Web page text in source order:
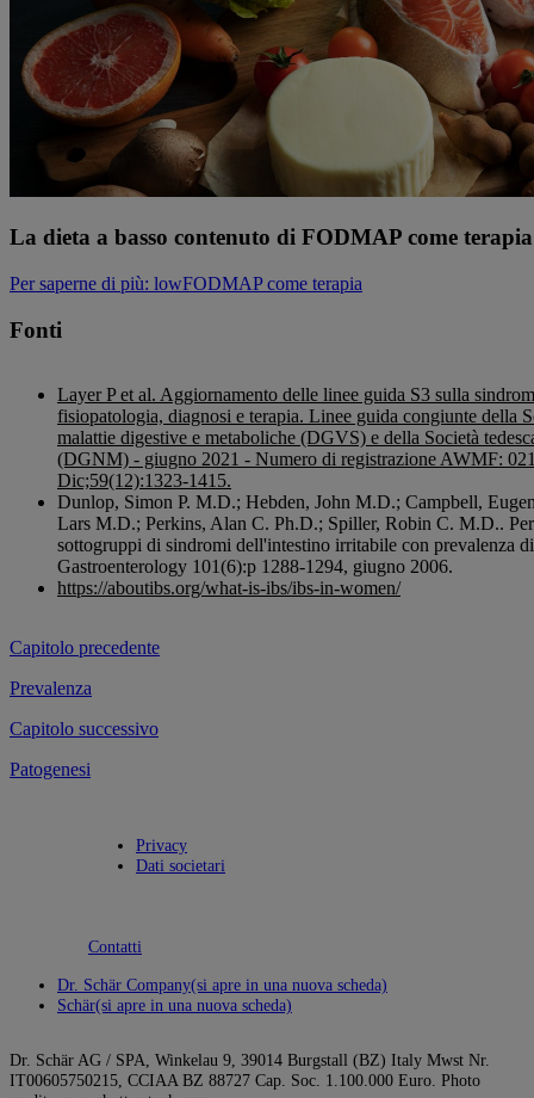
La dieta a basso contenuto di FODMAP come
Per saperne di più: lowFODMAP come terapia
Fonti
Layer P et al. Aggiornamento delle linee guida S3 sulla
fisiopatologia, diagnosi e terapia. Linee guida congiunte della
malattie digestive e metaboliche (DGVS) e della Società
(DGNM) - giugno 2021 - Numero di registrazione AWMF:
Dic;59(12):1323-1415.
Dunlop, Simon P. M.D.; Hebden, John M.D.; Campbell,
Lars M.D.; Perkins, Alan C. Ph.D.; Spiller, Robin C. M.D..
sottogruppi di sindromi dell'intestino irritabile con prevalenza
Gastroenterology 101(6):p 1288-1294, giugno 2006.
https://aboutibs.org/what-is-ibs/ibs-in-women/
Capitolo precedente
Prevalenza
Capitolo successivo
Patogenesi
Privacy
Dati societari
Contatti
Dr. Schär Company(si apre in una nuova scheda)
Schär(si apre in una nuova scheda)
Dr. Schär AG / SPA, Winkelau 9, 39014 Burgstall (BZ) Italy Mwst Nr.
IT00605750215, CCIAA BZ 88727 Cap. Soc. 1.100.000 Euro. Photo